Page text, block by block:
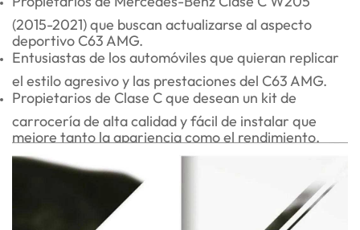
(2015-2021) que buscan actualizarse al aspecto
deportivo C63 AMG.
Entusiastas de los automóviles que quieran replicar
el estilo agresivo y las prestaciones del C63 AMG.
Propietarios de Clase C que desean un kit de
carrocería de alta calidad y fácil de instalar que
mejore tanto la apariencia como el rendimiento.